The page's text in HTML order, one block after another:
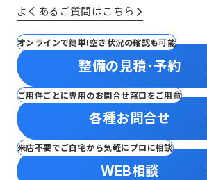
よくあるご質問はこちら
オンラインで簡単!空き状況の確認も可能
整備の見積･予約
ご用件ごとに専用のお問合せ窓口をご用意
各種お問合せ
来店不要でご自宅から気軽にプロに相談
WEB相談